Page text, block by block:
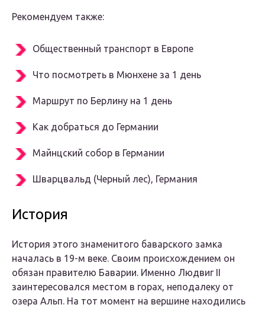
Рекомендуем также:
Общественный транспорт в Европе
Что посмотреть в Мюнхене за 1 день
Маршрут по Берлину на 1 день
Как добраться до Германии
Майнцский собор в Германии
Шварцвальд (Черный лес), Германия
История
История этого знаменитого баварского замка
началась в 19-м веке. Своим происхождением он
обязан правителю Баварии. Именно Людвиг II
заинтересовался местом в горах, неподалеку от
озера Альп. На тот момент на вершине находились